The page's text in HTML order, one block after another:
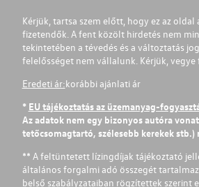
Kérjük, tartsa szem előtt, hogy ez az
fizetendők. A fent közölt hirdetés nem
tekintetében a tévedés és a változtatás
felelősséget nem vállalunk. Kérjük,
Eredeti ár:korábbi ajánlati ár
* EU tájékoztatás az üzemanyag-
Az adatok nem egy bizonyos autóra
tetőcsomagtartó, szélesebb kerekek
** A feltüntetett lízingdíjak tájékoztató
általános forgalmi adó összegét
belső szabályzataiban rögzítettek